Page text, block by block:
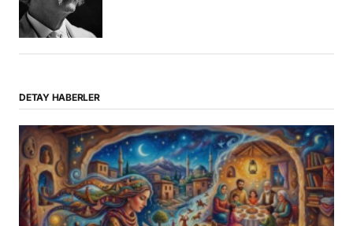
DETAY HABERLER